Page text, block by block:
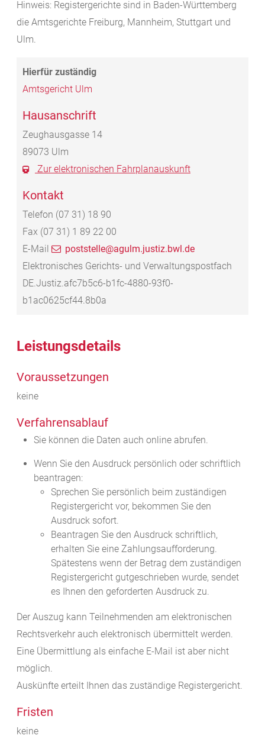
Hinweis: Registergerichte sind in Baden-Württemberg
die Amtsgerichte Freiburg, Mannheim, Stuttgart und
Ulm.
Amtsgericht Ulm
Hausanschrift
Zeughausgasse 14
89073 Ulm
Zur elektronischen Fahrplanauskunft
Kontakt
Telefon (07 31) 18 90
Fax (07 31) 1 89 22 00
E-Mail
poststelle@agulm.justiz.bwl.de
Elektronisches Gerichts- und Verwaltungspostfach
DE.Justiz.afc7b5c6-b1fc-4880-93f0-
b1ac0625cf44.8b0a
Leistungsdetails
Voraussetzungen
keine
Verfahrensablauf
Sie können die Daten auch online abrufen.
Wenn Sie den Ausdruck persönlich oder schriftlich
beantragen:
Sprechen Sie persönlich beim zuständigen
Registergericht vor, bekommen Sie den
Ausdruck sofort.
Beantragen Sie den Ausdruck schriftlich,
erhalten Sie eine Zahlungsaufforderung.
Spätestens wenn der Betrag dem zuständigen
Registergericht gutgeschrieben wurde, sendet
es Ihnen den geforderten Ausdruck zu.
Der Auszug kann Teilnehmenden am elektronischen
Rechtsverkehr auch elektronisch übermittelt werden.
Eine Übermittlung als einfache E-Mail ist aber nicht
möglich.
Auskünfte erteilt Ihnen das zuständige Registergericht.
Fristen
keine